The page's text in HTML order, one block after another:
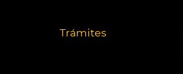
Trámites